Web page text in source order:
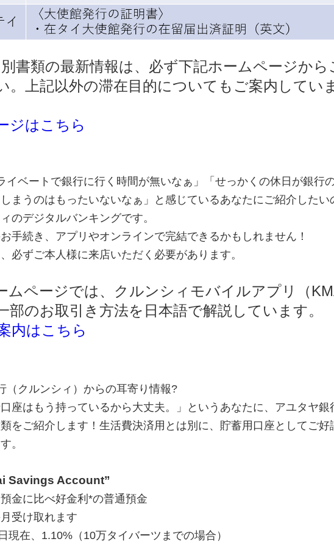
書類の最新情報は、必ず下記ホームページから
。上記以外の滞在目的についてもご案内していま
ジはこちら
イベートで銀行に行く時間が無いなぁ」「せっかくの休日が銀行
まうのはもったいないなぁ」と感じているあなたにご紹介したい
のデジタルバンキングです。
手続き、アプリやオンラインで完結できるかもしれません！
必ずご本人様に来店いただく必要があります。
ムページでは、クルンシィモバイルアプリ（
部のお取引き方法を日本語で解説しています。
内はこちら
（クルンシィ）からの耳寄り情報?
口座はもう持っているから大丈夫。」というあなたに、アユタヤ銀
をご紹介します！生活費決済用とは別に、貯蓄用口座としてご好
。
Savings Account”
金に比べ好金利*の普通預金
受け取れます
現在、1.10%（10万タイバーツまでの場合）